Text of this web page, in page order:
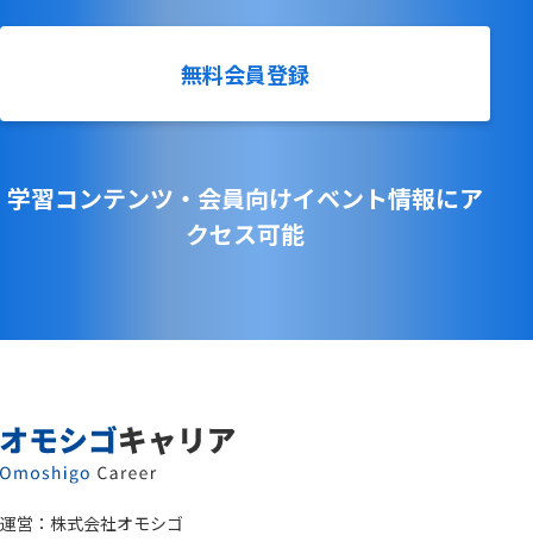
無料会員登録
学習コンテンツ・会員向けイベント情報にア
クセス可能
運営： 株式会社オモシゴ